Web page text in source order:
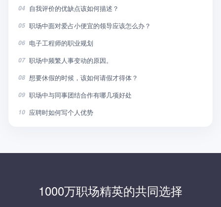
04 自我评价的优缺点该如何描述？
05 职场中面对爱占小便宜的领导应该怎么办？
06 电子工程师的职业规划
07 职场中频繁人事变动的原因。
08 想要休假的时候，该如何请假才得体？
09 职场中与同事团结合作有哪几项好处
10 应聘时如何写个人优势
1000万职场精英的共同选择